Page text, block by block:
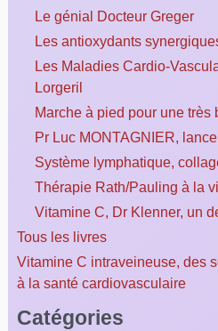
Le génial Docteur Greger
Les antioxydants
Les Maladies Cardio-
Lorgeril
Marche à pied pour une très
Pr Luc MONTAGNIER,
Système lymphatique,
Thérapie Rath/Pauling à la
Vitamine C, Dr Klenner, un
Tous les livres
Vitamine C intraveineuse, des
à la santé cardiovasculaire
Catégories